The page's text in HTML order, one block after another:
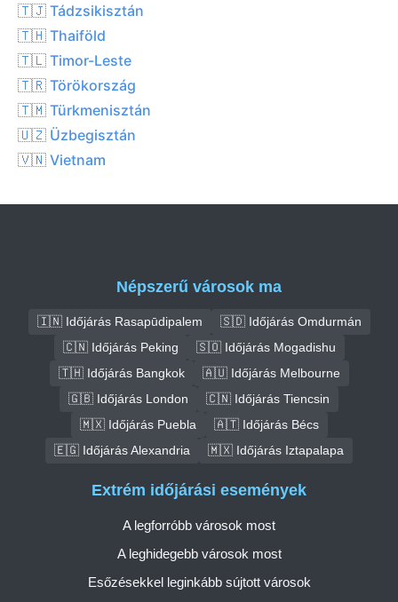
🇹🇯 Tádzsikisztán
🇹🇭 Thaiföld
🇹🇱 Timor-Leste
🇹🇷 Törökország
🇹🇲 Türkmenisztán
🇺🇿 Üzbegisztán
🇻🇳 Vietnam
Népszerű városok ma
🇮🇳 Időjárás Rasapūdipalem
🇸🇩 Időjárás Omdurmán
🇨🇳 Időjárás Peking
🇸🇴 Időjárás Mogadishu
🇹🇭 Időjárás Bangkok
🇦🇺 Időjárás Melbourne
🇬🇧 Időjárás London
🇨🇳 Időjárás Tiencsin
🇲🇽 Időjárás Puebla
🇦🇹 Időjárás Bécs
🇪🇬 Időjárás Alexandria
🇲🇽 Időjárás Iztapalapa
Extrém időjárási események
A legforróbb városok most
A leghidegebb városok most
Esőzésekkel leginkább sújtott városok